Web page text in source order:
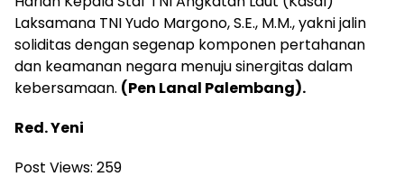
Laksamana TNI Yudo Margono, S.E., M.M., yakni jalin
soliditas dengan segenap komponen pertahanan
dan keamanan negara menuju sinergitas dalam
kebersamaan. (Pen Lanal Palembang).
Red. Yeni
Post Views: 259